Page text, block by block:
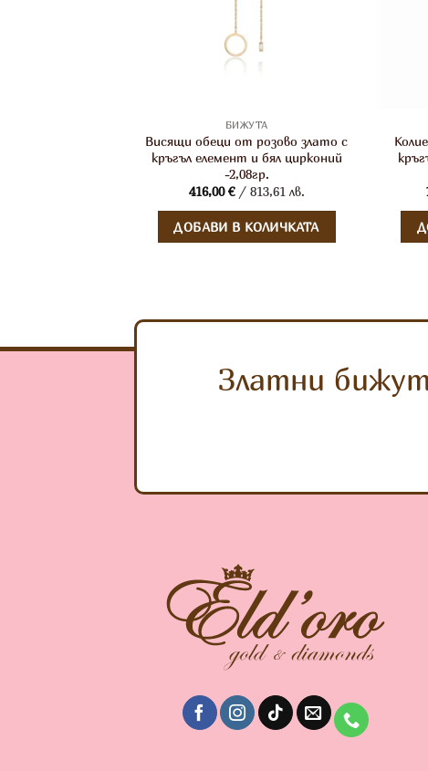
БИЖУТА
Висящи обеци от розово злато с
кръгъл елемент и бял цирконий
-2,08гр.
416,00€/ 813,61 лв.
ДОБАВИ В КОЛИЧКАТА
Златни